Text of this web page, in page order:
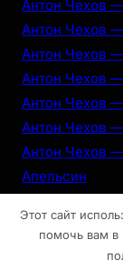
Антон Чехов
Антон Чехов
Антон Чехов
Антон Чехов
Антон Чехов
Антон Чехов
Антон Чехов
Апельсин
Апельсин
Этот сайт
помочь вам в